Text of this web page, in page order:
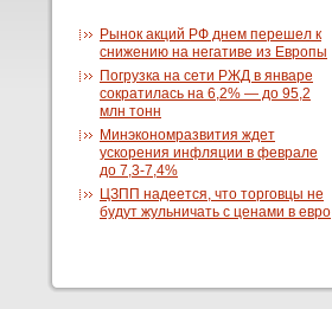
Рынок акций РФ днем перешел к
снижению на негативе из Европы
Погрузка на сети РЖД в январе
сократилась на 6,2% — до 95,2
млн тонн
Минэкономразвития ждет
ускорения инфляции в феврале
до 7,3-7,4%
ЦЗПП надеется, что торговцы не
будут жульничать с ценами в евро